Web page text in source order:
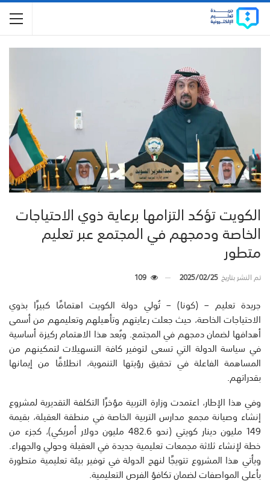
الكويت تؤكد التزامها برعاية ذوي الاحتياجات
الخاصة ودمجهم في المجتمع عبر تعليم
متطور
تم النشر بتاريخ2025/02/25
109
جريدة تعليم – (كونا) – تُولي دولة الكويت اهتمامًا كبيرًا بذوي
الاحتياجات الخاصة، حيث جعلت رعايتهم وتأهيلهم وتعليمهم من أسمى
أهدافها لضمان دمجهم في المجتمع. ويُعد هذا الاهتمام ركيزة أساسية
في سياسة الدولة التي تسعى لتوفير كافة التسهيلات لتمكينهم من
المساهمة الفاعلة في تحقيق رؤيتها التنموية، انطلاقًا من إيمانها
بقدراتهم.
وفي هذا الإطار، اعتمدت وزارة التربية مؤخرًا التكلفة التقديرية لمشروع
إنشاء وصيانة مجمع مدارس التربية الخاصة في منطقة العقيلة، بقيمة
149 مليون دينار كويتي (نحو 482.6 مليون دولار أمريكي)، كجزء من
خطة لإنشاء ثلاثة مجمعات تعليمية جديدة في العقيلة وحولي والجهراء.
ويأتي هذا المشروع تتويجًا لنهج الدولة في توفير بيئة تعليمية متطورة
بأعلى المواصفات لضمان تكافؤ الفرص التعليمية.